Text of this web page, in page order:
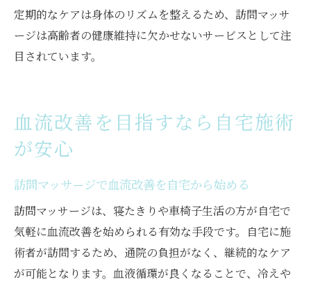
定期的なケアは身体のリズムを整えるため、訪問マッサ
ージは高齢者の健康維持に欠かせないサービスとして注
目されています。
血流改善を目指すなら自宅施術
が安心
訪問マッサージで血流改善を自宅から始める
訪問マッサージは、寝たきりや車椅子生活の方が自宅で
気軽に血流改善を始められる有効な手段です。自宅に施
術者が訪問するため、通院の負担がなく、継続的なケア
が可能となります。血液循環が良くなることで、冷えや